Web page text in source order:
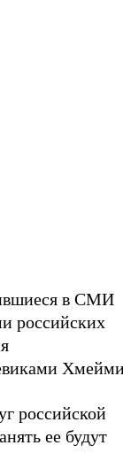
в СМИ
российских
российской
ее будут